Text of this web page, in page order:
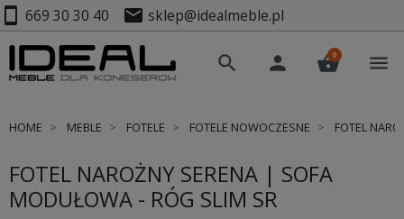
smartphone 669 30 30 40 mail sklep@idealmeble.pl
search person shopping_basket
0 menu
HOME MEBLE FOTELE FOTELE NOWOCZESNE FOTEL
FOTEL NAROŻNY SERENA | SOFA
MODUŁOWA - RÓG SLIM SR